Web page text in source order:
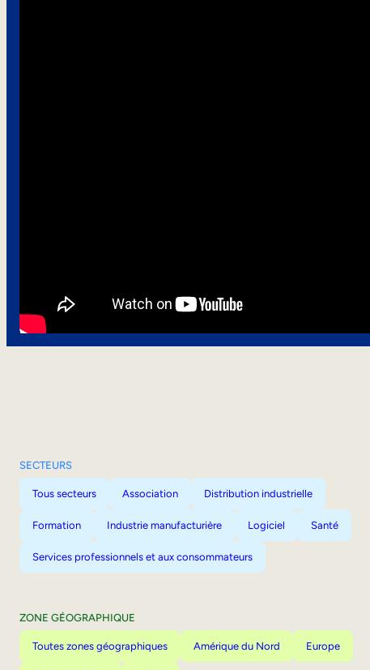
SECTEURS
Tous secteurs Association Distribution industrielle
Formation Industrie manufacturière Logiciel Santé
Services professionnels et aux consommateurs
ZONE GÉOGRAPHIQUE
Toutes zones géographiques Amérique du Nord Europe